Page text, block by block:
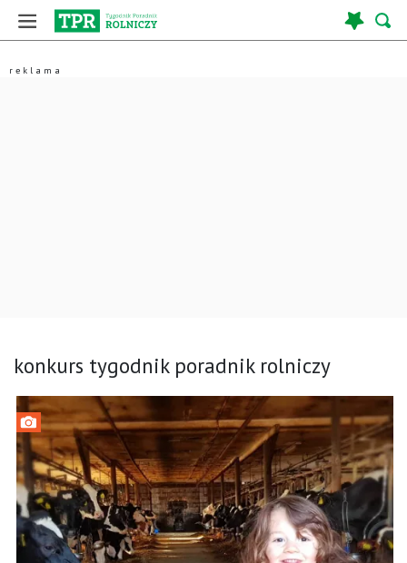
konkurs tygodnik poradnik rolniczy